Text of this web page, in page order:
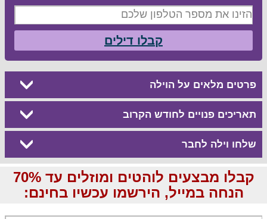
קבלו דילים
פרטים מלאים על הוילה
תאריכים פנויים לחודש הקרוב
שלחו וילה לחבר
קבלו מבצעים לוהטים ומוזלים עד 70%
הנחה במייל, הירשמו עכשיו בחינם: